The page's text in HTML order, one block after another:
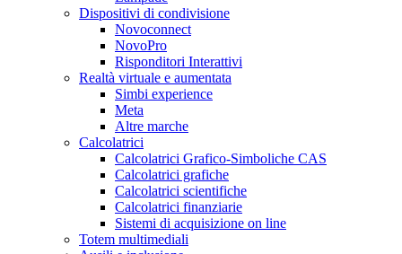
Dispositivi di condivisione
Novoconnect
NovoPro
Risponditori Interattivi
Realtà virtuale e aumentata
Simbi experience
Meta
Altre marche
Calcolatrici
Calcolatrici Grafico-Simboliche CAS
Calcolatrici grafiche
Calcolatrici scientifiche
Calcolatrici finanziarie
Sistemi di acquisizione on line
Totem multimediali